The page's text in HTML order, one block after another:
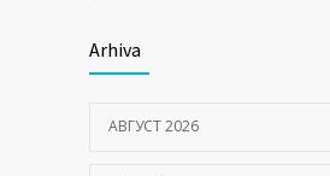
Arhiva
АВГУСТ 2026